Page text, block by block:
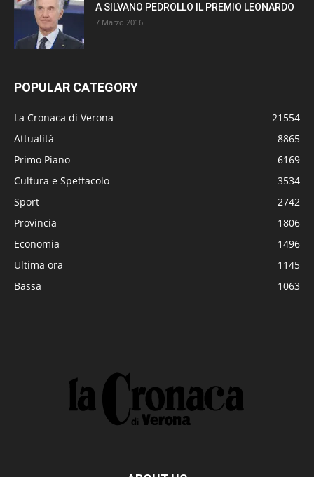
A SILVANO PEDROLLO IL PREMIO LEONARDO
7 Marzo 2016
POPULAR CATEGORY
La Cronaca di Verona
21554
Attualità
8865
Primo Piano
6169
Cultura e Spettacolo
3534
Sport
2742
Provincia
1806
Economia
1496
Ultima ora
1145
Bassa
1063